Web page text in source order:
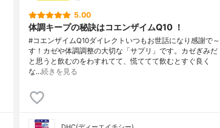
5.00
体調キープの秘訣はコエンザイムQ10 ！
#コエンザイムQ10ダイレクトいつもお世話になり感謝で～
す！カゼや体調調整の大切な「サプリ」です。カゼぎみだ
と思うと飲むのをわすれてて、慌ててて飲むとすぐ良く
な…続きを見る